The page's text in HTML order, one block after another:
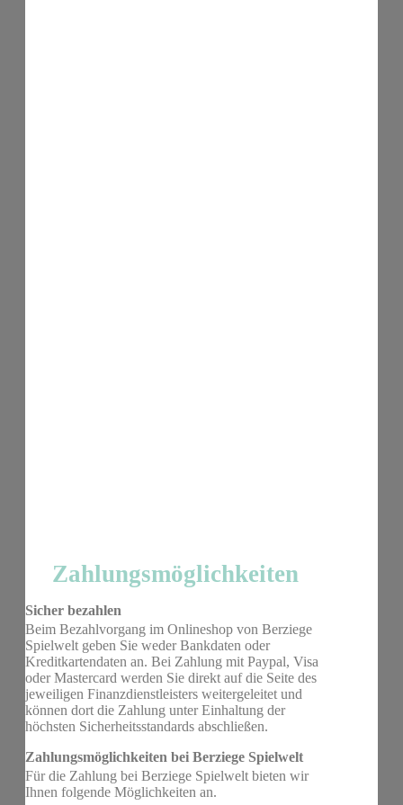
Zahlungsmöglichkeiten
Sicher bezahlen
Beim Bezahlvorgang im Onlineshop von Berziege
Spielwelt geben Sie weder Bankdaten oder
Kreditkartendaten an. Bei Zahlung mit Paypal, Visa
oder Mastercard werden Sie direkt auf die Seite des
jeweiligen Finanzdienstleisters weitergeleitet und
können dort die Zahlung unter Einhaltung der
höchsten Sicherheitsstandards abschließen.
Zahlungsmöglichkeiten bei Berziege Spielwelt
Für die Zahlung bei Berziege Spielwelt bieten wir
Ihnen folgende Möglichkeiten an.